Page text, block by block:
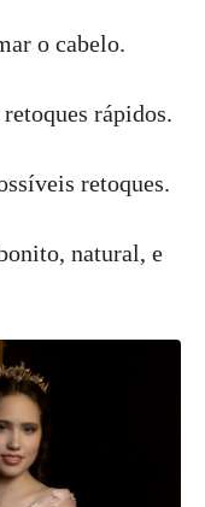
o cabelo.
rápidos.
retoques.
natural, e